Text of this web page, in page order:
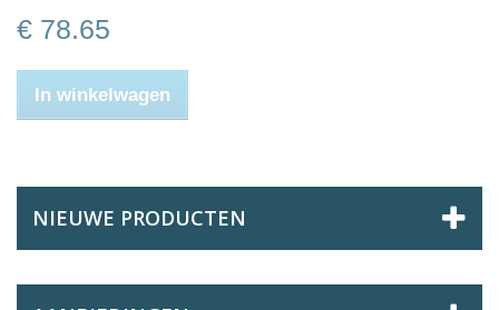
€ 78.65
In winkelwagen
NIEUWE PRODUCTEN